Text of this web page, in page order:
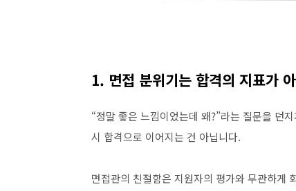
1. 면접 분위기는 합격의 지표가
“정말 좋은 느낌이었는데 왜?”라는 질문을 던
시 합격으로 이어지는 건 아닙니다.
면접관의 친절함은 지원자의 평가와 무관하게